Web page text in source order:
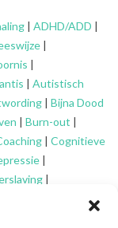
| ADHD/ADD |
|
|
| Autistisch
| Bijna Dood
| Burn-out |
| Cognitieve
|
|
Engelen |